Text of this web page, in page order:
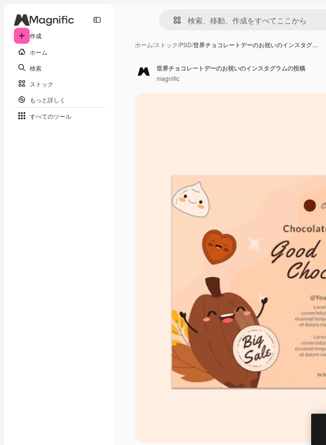
作成
ホーム
検索
ストック
もっと詳しく
すべてのツール
ホーム/ストック/PSD/世界チョコレートデーのお祝いのインスタグ…
世界チョコレートデーのお祝いのインスタグラムの投稿
magnific